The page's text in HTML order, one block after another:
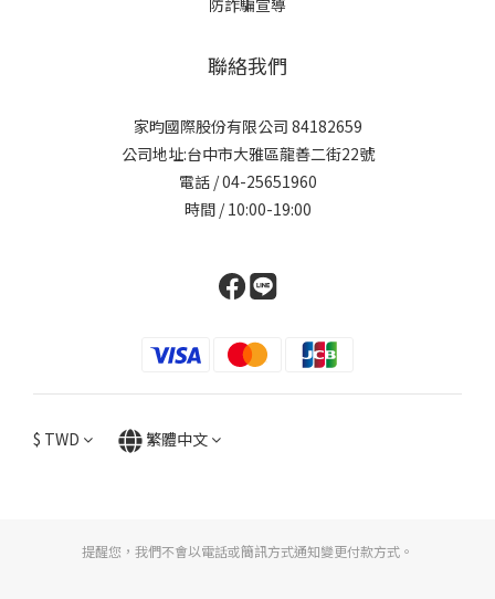
防詐騙宣導
聯絡我們
家昀國際股份有限公司 84182659
公司地址:台中市大雅區龍善二街22號
電話 / 04-25651960
時間 / 10:00-19:00
$ TWD 繁體中文
提醒您，我們不會以電話或簡訊方式通知變更付款方式。